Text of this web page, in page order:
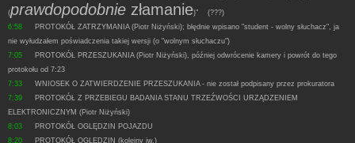
(prawdopodobnie złamanie)"
(???)
6:58
PROTOKÓŁ ZATRZYMANIA (Piotr Niżyński); błędnie wpisano "student - wolny słuchacz", ja
nie wyłudzałem poświadczenia takiej wersji (o "wolnym słuchaczu")
7:05
PROTOKÓŁ PRZESZUKANIA (Piotr Niżyński), później odwrócenie kamery i powrót do tego
protokołu od 7:23
7:33
WNIOSEK O ZATWIERDZENIE PRZESZUKANIA - nie został podpisany przez prokuratora
7:39
PROTOKÓŁ Z PRZEBIEGU BADANIA STANU TRZEŹWOŚCI URZĄDZENIEM
ELEKTRONICZNYM (Piotr Niżyński)
8:03
PROTOKÓŁ OGLĘDZIN POJAZDU
8:20
PROTOKÓŁ OGLĘDZIN (kolejny jw.)